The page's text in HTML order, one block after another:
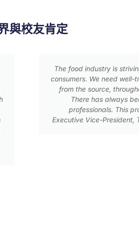
與校友肯定
to our
Limited
Being a student
food safety in